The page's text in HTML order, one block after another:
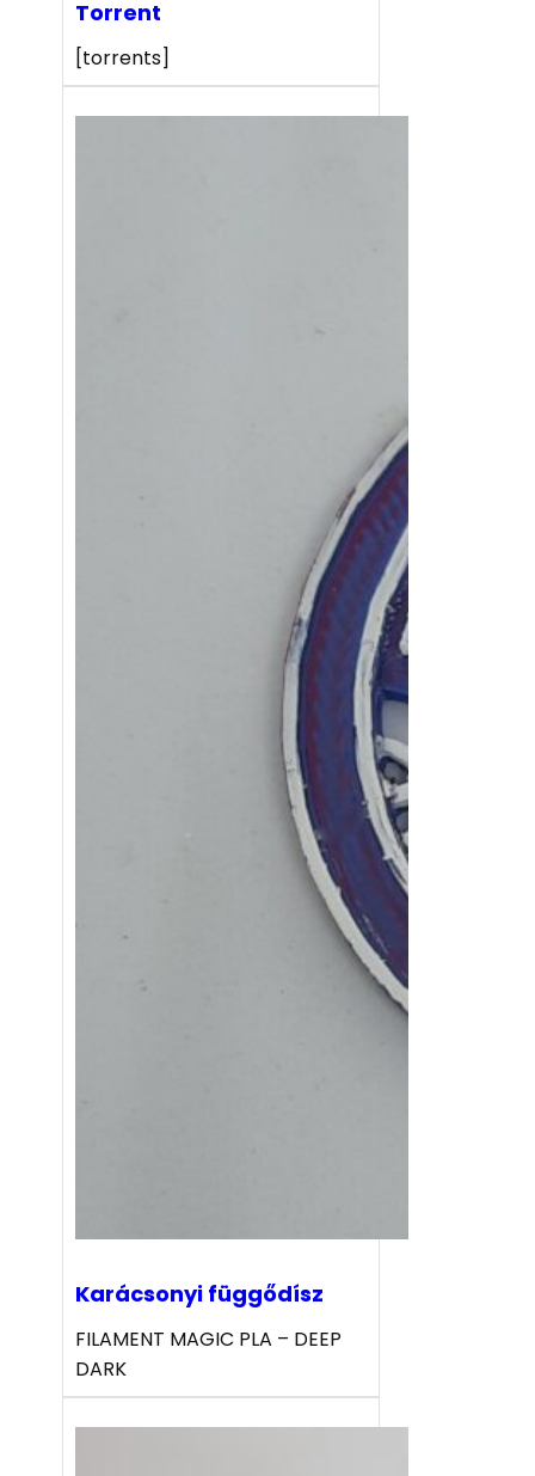
Torrent
[torrents]
Karácsonyi függődísz
FILAMENT MAGIC PLA – DEEP
DARK